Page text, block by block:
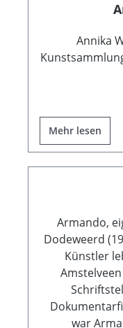
Annika
Mehr lesen
Armando,
Dodeweerd
Künstler
war